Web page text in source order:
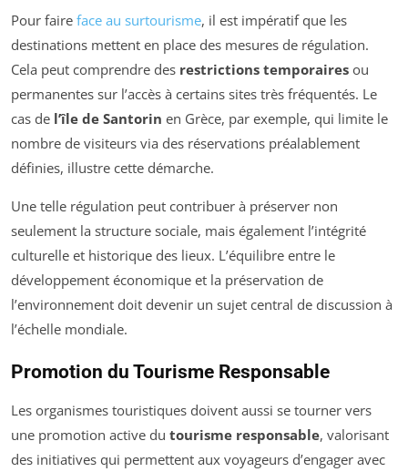
Pour faire face au surtourisme, il est impératif que les
destinations mettent en place des mesures de régulation.
Cela peut comprendre des restrictions temporaires ou
permanentes sur l’accès à certains sites très fréquentés. Le
cas de l’île de Santorin en Grèce, par exemple, qui limite le
nombre de visiteurs via des réservations préalablement
définies, illustre cette démarche.
Une telle régulation peut contribuer à préserver non
seulement la structure sociale, mais également l’intégrité
culturelle et historique des lieux. L’équilibre entre le
développement économique et la préservation de
l’environnement doit devenir un sujet central de discussion à
l’échelle mondiale.
Promotion du Tourisme Responsable
Les organismes touristiques doivent aussi se tourner vers
une promotion active du tourisme responsable, valorisant
des initiatives qui permettent aux voyageurs d’engager avec